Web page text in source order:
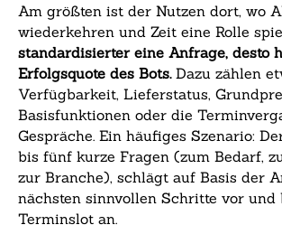
Am größten ist der Nutzen dort, wo
wiederkehren und Zeit eine Rolle
standardisierter eine Anfrage, desto
Erfolgsquote des Bots.Dazu zählen
Verfügbarkeit, Lieferstatus,
Basisfunktionen oder die
Gespräche. Ein häufiges Szenario:
bis fünf kurze Fragen (zum Bedarf,
zur Branche), schlägt auf Basis der
nächsten sinnvollen Schritte vor und
Terminslot an.